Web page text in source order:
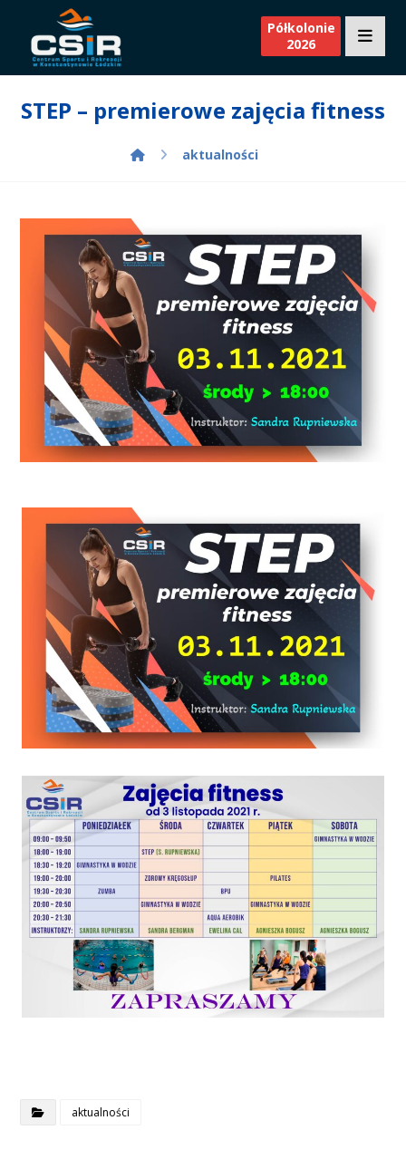
Półkolonie
2026
STEP – premierowe zajęcia fitness
aktualności
aktualności